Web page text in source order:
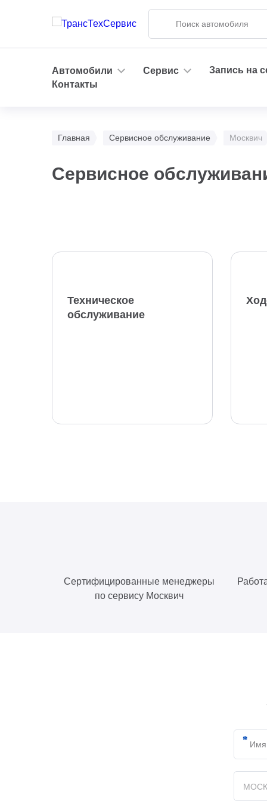
Автомобили Сервис
Запись на
Контакты
Главная Сервисное обслуживание Москвич
Сервисное
Техническое
обслуживание
Сертифицированные менеджеры
по сервису Москвич